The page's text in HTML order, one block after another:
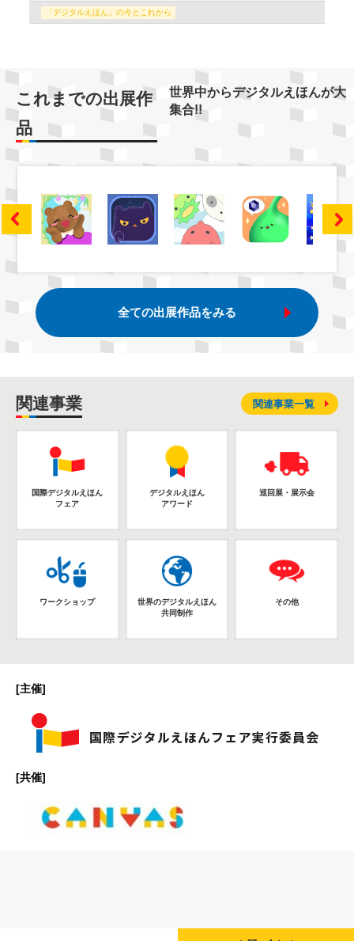
「デジタルえほん」の今とこれから
これまでの出展作
品
世界中からデジタルえほんが大
集合!!
全ての出展作品をみる
関連事業
国際デジタルえほん
フェア
デジタルえほん
アワード
巡回展・展示会
ワークショップ
世界のデジタルえほん
共同制作
その他
関連事業一覧
[主催]
[共催]